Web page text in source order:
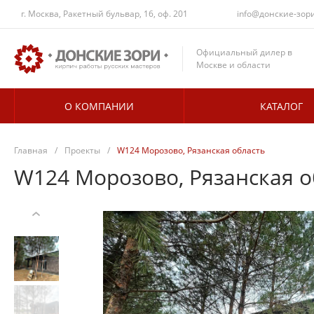
г. Москва, Ракетный бульвар, 16, оф. 201 info@донские-
Официальный дилер в
Москве и области
О КОМПАНИИ КАТАЛОГ
Главная / Проекты / W124 Морозово, Рязанская область
W124 Морозово, Рязанская
‹